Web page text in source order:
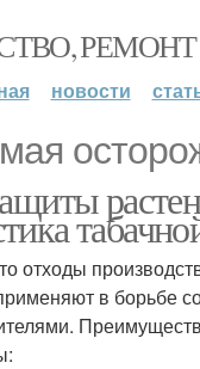
новости
отходы
в борьбе